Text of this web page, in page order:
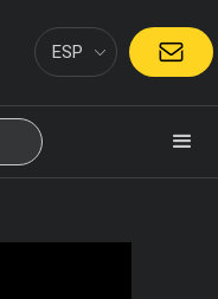
ESP CONTACTO